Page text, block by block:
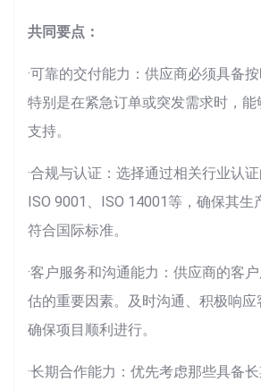
共同要点：
·可靠的交付能力：供应商必须具备
特别是在紧急订单或突发需求时，
支持。
·合规与认证：选择通过相关行业认
ISO 9001、ISO 14001等，确保其生
符合国际标准。
·客户服务和沟通能力：供应商的客
估的重要因素。及时沟通、积极响
确保项目顺利进行。
·长期合作能力：优先考虑那些具备